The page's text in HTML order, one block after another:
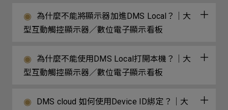
為什麼不能將顯示器加進DMS Local？｜大
型互動觸控顯示器／數位電子顯示看板
為什麼不能使用DMS Local打開本機？｜大
型互動觸控顯示器／數位電子顯示看板
DMS cloud 如何使用Device ID綁定？｜大